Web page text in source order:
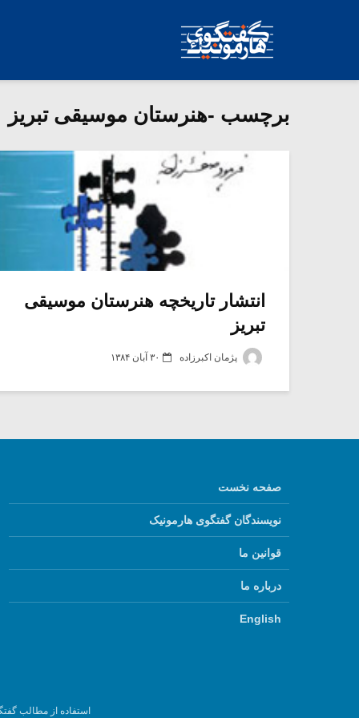
برچسب -هنرستان موسیقی تبریز
انتشار تاریخچه هنرستان موسیقی
تبریز
پژمان اکبرزاده ۳۰ آبان ۱۳۸۴
صفحه نخست
نویسندگان گفتگوی هارمونیک
قوانین ما
درباره ما
English
استفاده از مطالب